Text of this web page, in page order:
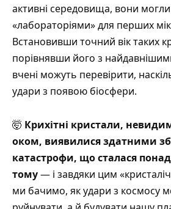
активні середовища, вони могли
«лабораторіями» для перших
Встановивши точний вік таких
порівнявши його з
вчені можуть перевірити,
удари з появою біосфери.
🤯 Крихітні кристали,
оком, виявилися здатними
катастрофи, що сталася
тому— і завдяки цим
ми бачимо, як удари з космосу